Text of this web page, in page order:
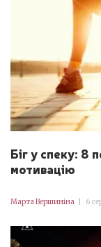
Біг у спеку: 8
мотивацію
Марта Вершиніна 6